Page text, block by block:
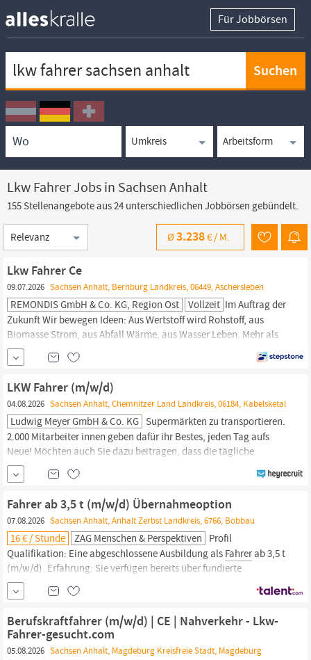
Für Jobbörsen
Ortssuche
Umkreissuche
Arbeitsform
Lkw Fahrer Jobs in Sachsen Anhalt
155 Stellenangebote aus 24 unterschiedlichen Jobbörsen gebündelt.
Sortierung
Ø3.238€ / M.
Lkw Fahrer Ce
09.07.2026 Sachsen Anhalt, Bernburg Landkreis, 06449, Aschersleben
REMONDIS GmbH & Co. KG, Region Ost Vollzeit Im Auftrag der
Zukunft Wir bewegen Ideen: Aus Wertstoff wird Rohstoff, aus
Biomasse Strom, aus Abfall Wärme, aus Wasser Leben. Mehr als
40.000 Menschen arbeiten bei REMONDIS an ganzheitlichen
Lösungen, die Fortschritt und Ressourcenschonung in Einklang
bringen. Gemeinsam, wieder und wieder, weltweit.
C/CE (m/w/d)...
LKW Fahrer (m/w/d)
04.08.2026 Sachsen Anhalt, Chemnitzer Land Landkreis, 06184, Kabelsketal
Ludwig Meyer GmbH & Co. KG Supermärkten zu transportieren.
2.000 Mitarbeiter innen geben dafür ihr Bestes, jeden Tag aufs
Neue! Möchten auch Sie dazu beitragen, dass die tägliche
Belieferung der Märkte des Lebensmitteleinzelhandels und somit
die Versorgung der Haushalte gewährleistet ist? Dann werden Sie
Teil unseres Teams und verstärken unseren Standort Leipzig als
LKW-Fahrer(m/w/d) im Nahverkehr. DAS
Fahrer ab 3,5 t (m/w/d) Übernahmeoption
07.08.2026 Sachsen Anhalt, Anhalt Zerbst Landkreis, 6766, Bobbau
16 € / Stunde ZAG Menschen & Perspektiven Profil
Qualifikation: Eine abgeschlossene Ausbildung als Fahrerab 3,5 t
(m/w/d). Erfahrung: Sie verfügen bereits über fundierte
Berufserfahrung im Führen von schweren
besitzen die Fahrerlaubnis
Eintragung der Schlüsselzahl 95 im Führerschein ist zwingend
erforderlich. Dokumente: Eine gültigeFahrerkarte liegt
Berufskraftfahrer (m/w/d) | CE | Nahverkehr - Lkw-
Fahrer-gesucht.com
05.08.2026 Sachsen Anhalt, Magdeburg Kreisfreie Stadt, Magdeburg